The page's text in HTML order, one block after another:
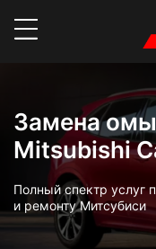
Замена
Mitsubishi
Полный спектр услуг
и ремонту Митсубиси